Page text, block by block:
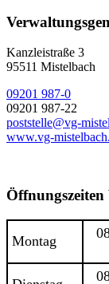
Kanzleistraße 3
95511 Mistelbach
09201 987-0
09201 987-22
poststelle@vg-
www.vg-
Montag